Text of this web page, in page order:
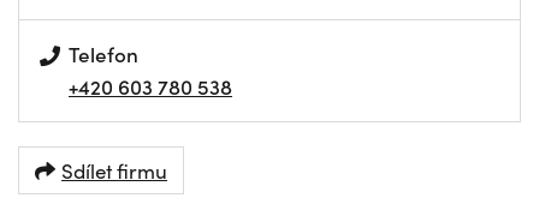
Telefon
+420 603 780 538
Sdílet firmu